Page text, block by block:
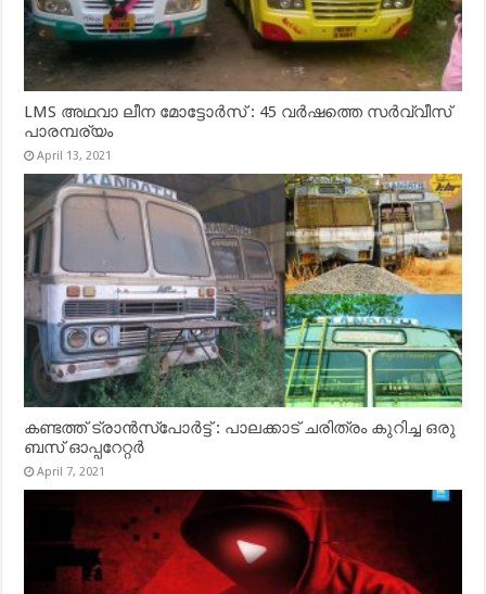
LMS അഥവാ ലീന മോട്ടോർസ് : 45 വർഷത്തെ സർവ്വീസ്
പാരമ്പര്യം
April 13, 2021
കണ്ടത്ത് ട്രാൻസ്‌പോർട്ട് : പാലക്കാട് ചരിത്രം കുറിച്ച ഒരു
ബസ് ഓപ്പറേറ്റർ
April 7, 2021